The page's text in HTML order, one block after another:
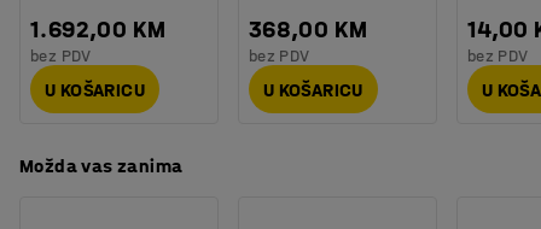
1.692,00 KM
bez PDV
U KOŠARICU
368,00 KM
bez PDV
U KOŠARICU
14,00
bez PDV
U
Možda vas zanima